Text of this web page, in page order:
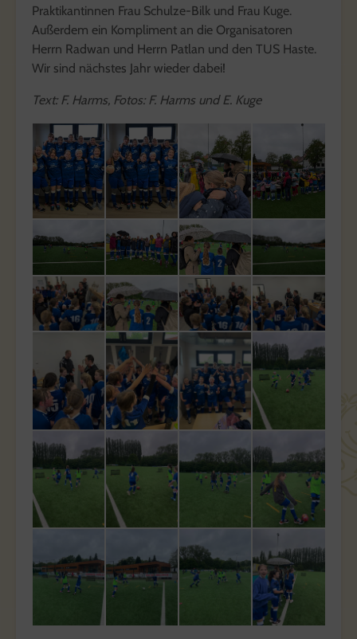
Praktikantinnen Frau Schulze-Bilk und Frau Kuge.
Außerdem ein Kompliment an die Organisatoren
Herrn Radwan und Herrn Patlan und den TUS Haste.
Wir sind nächstes Jahr wieder dabei!
Text: F. Harms, Fotos: F. Harms und E. Kuge